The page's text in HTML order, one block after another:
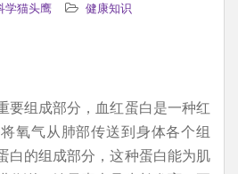
学猫头鹰 健康知识
要组成部分，血红蛋白是一种红
氧气从肺部传送到身体各个组
白的组成部分，这种蛋白能为肌